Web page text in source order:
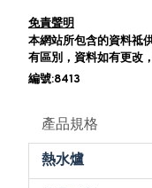
免責聲明
本網站所包含的資料祗
有區別，資料如有更改
編號:8413
產品規格
熱水爐